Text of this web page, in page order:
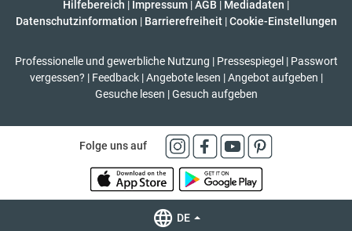
Hilfebereich | Impressum |AGB | Mediadaten |
Datenschutzinformation | Barrierefreiheit | Cookie-Einstellungen
Professionelle und gewerbliche Nutzung | Pressespiegel | Passwort
vergessen? | Feedback | Angebote lesen | Angebot aufgeben |
Gesuche lesen | Gesuch aufgeben
Folge uns auf
DE